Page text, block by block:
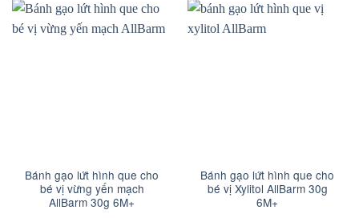
Bánh gạo lứt hình que cho
bé vị vừng yến mạch
AllBarm 30g 6M+
Bánh gạo lứt hình que cho
bé vị Xylitol AllBarm 30g
6M+